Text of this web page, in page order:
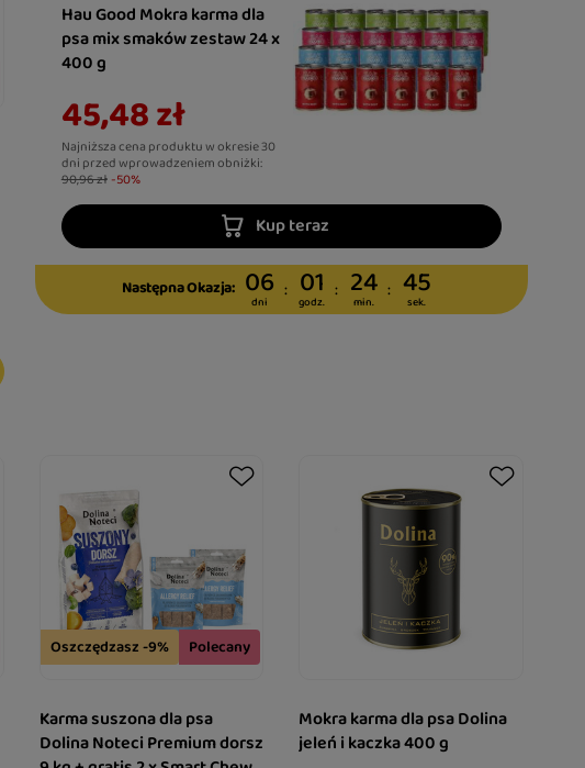
Hau Good Mokra karma dla
psa mix smaków zestaw 24 x
400 g
45,48 zł
Najniższa cena produktu w okresie 30
dni przed wprowadzeniem obniżki:
90,96 zł -50%
Kup teraz
Następna Okazja:
dni
06 godz.
01 min.
24 sek.
44
Oszczędzasz -9% Polecany
Karma suszona dla psa
Dolina Noteci Premium dorsz
Mokra karma dla psa Dolina
jeleń i kaczka 400 g